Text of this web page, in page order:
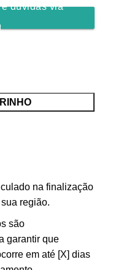
dúvidas via
na finalização
região.
são
garantir que
em até [X] dias